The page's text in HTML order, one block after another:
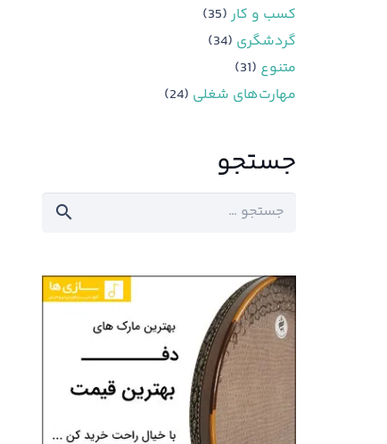
کسب و کار (35)
گردشگری (34)
متنوع (31)
مهارت‌های شغلی (24)
جستجو
جستجو